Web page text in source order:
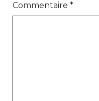
Commentaire *